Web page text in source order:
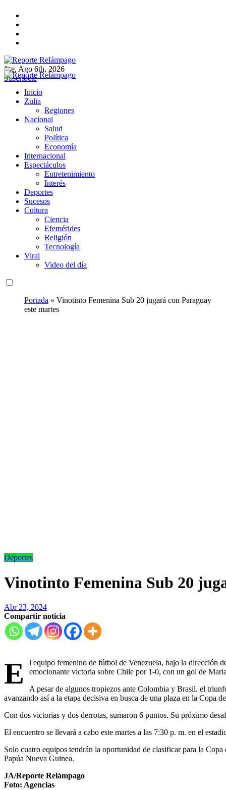
contenido
Reporte Relámpago
Claridad y rigor en cada noticia
Jue. Ago 6th, 2026
Suscríbete
Reporte Relámpago
Claridad y rigor en cada noticia
Inicio
Zulia
Regiones
Nacional
Salud
Política
Economía
Internacional
Espectáculos
Entretenimiento
Interés
Deportes
Sucesos
Cultura
Ciencia
Efemérides
Religión
Tecnología
Viral
Video del día
Portada » Vinotinto Femenina Sub 20 jugará con Paraguay
este martes
Deportes
Vinotinto Femenina Sub 20
Abr 23, 2024
Compartir noticia
E
l equipo femenino de fútbol de Venezuela, bajo la dirección
emocionante victoria sobre Chile por 1-0, con un gol de
A pesar de algunos tropiezos ante Colombia y Brasil, el
avanzando así a la etapa decisiva en busca de una plaza en la Copa
Con dos victorias y dos derrotas, sumaron 6 puntos. Su próximo
El encuentro se llevará a cabo este martes a las 7:30 p. m. en el
Solo cuatro equipos tendrán la oportunidad de clasificar para la
Papúa Nueva Guinea.
JA/Reporte Relámpago
Foto: Agencias